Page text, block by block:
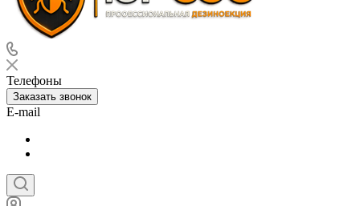
Телефоны
Заказать звонок
E-mail